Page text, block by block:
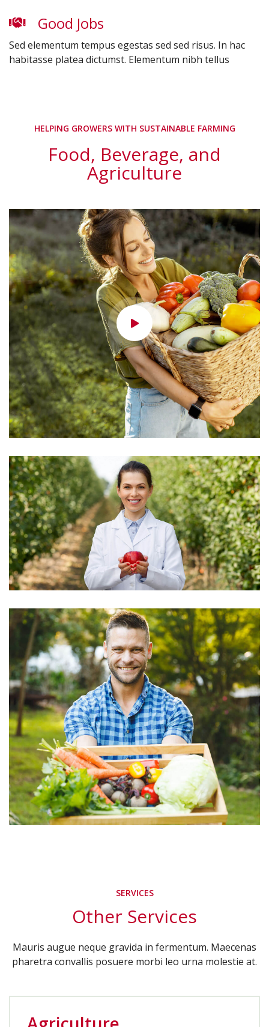
Good Jobs
Sed elementum tempus egestas sed sed risus. In hac
habitasse platea dictumst. Elementum nibh tellus
HELPING GROWERS WITH SUSTAINABLE FARMING
Food, Beverage, and
Agriculture
SERVICES
Other Services
Mauris augue neque gravida in fermentum. Maecenas
pharetra convallis posuere morbi leo urna molestie at.